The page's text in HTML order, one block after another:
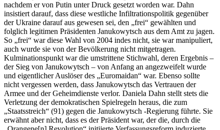
nachdem er von Putin unter Druck gesetzt worden war. Dahn
insistiert darauf, dass diese westliche Infiltrationspolitik gegenüber
der Ukraine darauf aus gewesen sei, den „frei“ gewählten und
folglich legitimen Präsidenten Janukowytsch aus dem Amt zu jagen.
So „frei“ war diese Wahl von 2004 indes nicht, sie war manipuliert,
auch wurde sie von der Bevölkerung nicht mitgetragen.
Kulminationspunkt war die umstrittene Stichwahl, deren Ergebnis –
der Sieg von Janukowytsch – von Anfang an angezweifelt wurde
und eigentlicher Auslöser des „Euromaidan“ war. Ebenso sollte
nicht vergessen werden, dass Janukowytsch das Vertrauen der
Armee und der Geheimdienste verlor. Daniela Dahn stellt stets die
Verletzung der demokratischen Spielregeln heraus, die zum
„Staatsstreich“ (91) gegen die Janukowytsch -Regierung führte. Sie
erwähnt aber nicht, dass es der Präsident war, der die, durch die